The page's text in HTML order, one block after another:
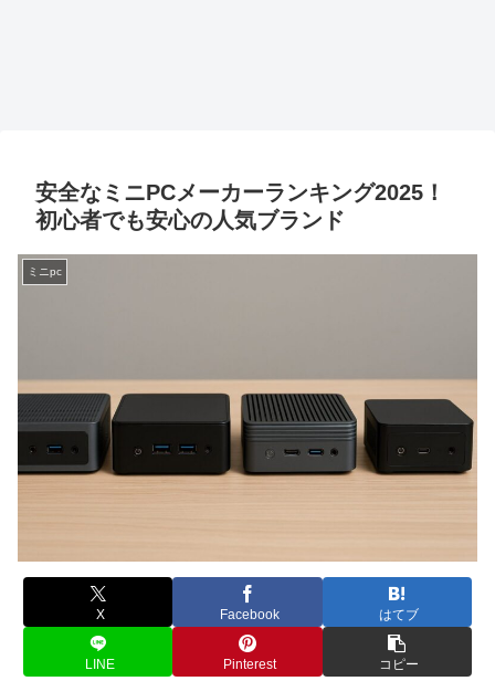
安全なミニPCメーカーランキング2025！
初心者でも安心の人気ブランド
ミニpc
X Facebook はてブ
LINE Pinterest コピー